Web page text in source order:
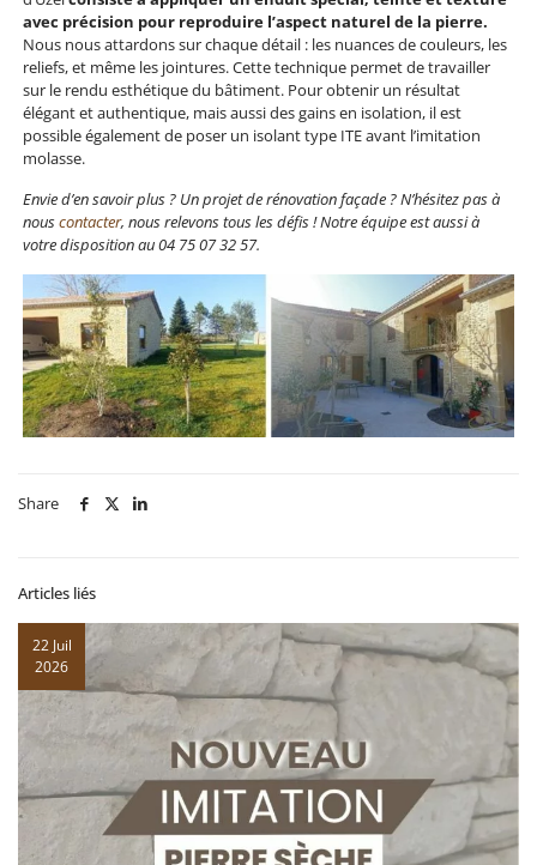
avec précision pour reproduire l’aspect naturel de la pierre.
Nous nous attardons sur chaque détail : les nuances de couleurs, les
reliefs, et même les jointures. Cette technique permet de travailler
sur le rendu esthétique du bâtiment. Pour obtenir un résultat
élégant et authentique, mais aussi des gains en isolation, il est
possible également de poser un isolant type ITE avant l’imitation
molasse.
Envie d’en savoir plus ? Un projet de rénovation façade ? N’hésitez pas à
nouscontacter, nous relevons tous les défis ! Notre équipe est aussi à
votre disposition au04 75 07 32 57.
Share
Articles liés
22 Juil
2026